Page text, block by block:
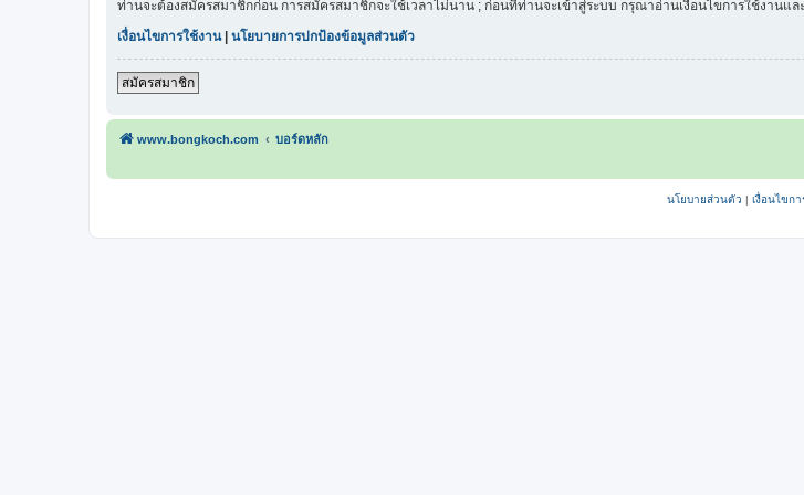
ท่านจะต้องสมัครสมาชิกก่อน การสมัครสมาชิกจะใช้เวลาไม่นาน ; ก่อนที่ท่านจะเข้าสู่ระบบ กรุณาอ่านเงื่อนไขการใช้งาน
เงื่อนไขการใช้งาน| นโยบายการปกป้องข้อมูลส่วนตัว
สมัครสมาชิก
www.bongkoch.com บอร์ดหลัก
นโยบายส่วนตัว | เงื่อนไขกา